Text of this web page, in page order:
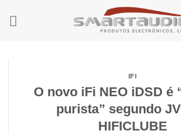
IFI
O novo iFi NEO iDSD é
purista” segundo
HIFICLUBE